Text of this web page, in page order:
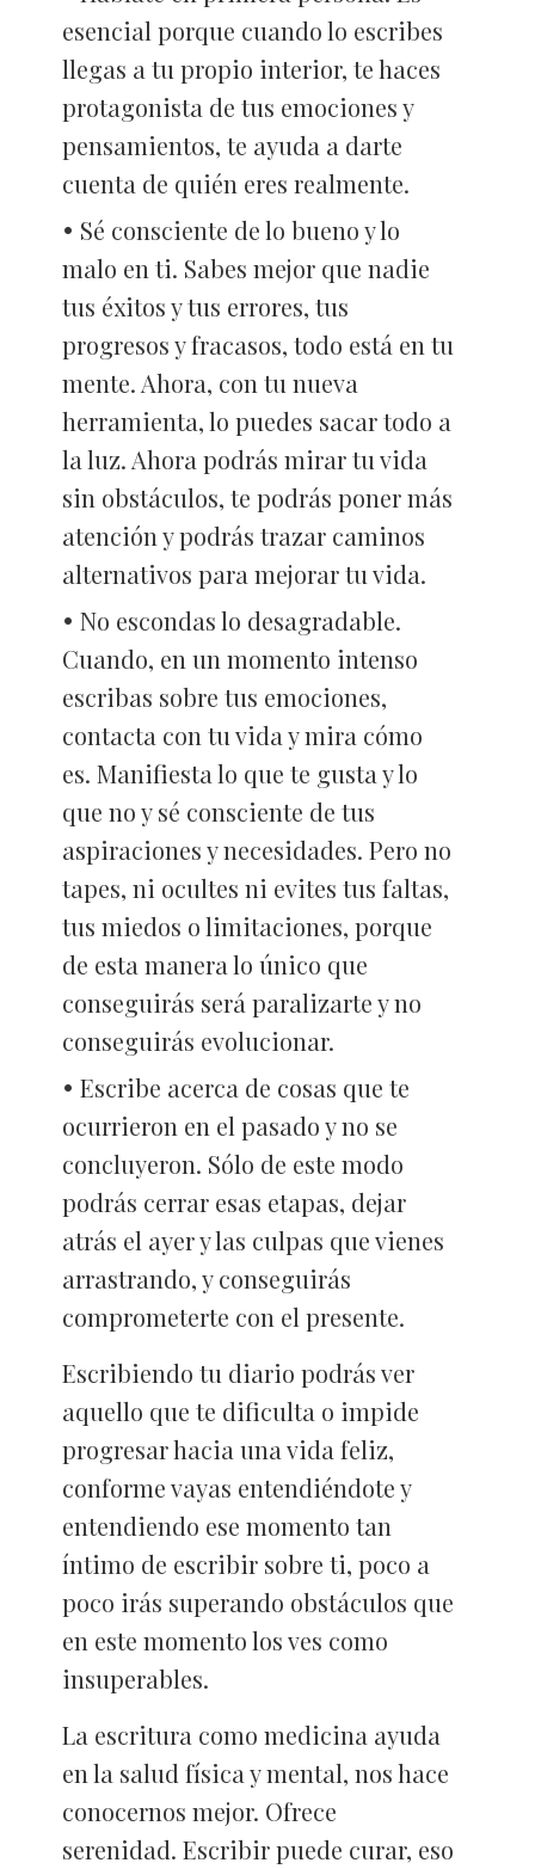
esencial porque cuando lo escribes
llegas a tu propio interior, te haces
protagonista de tus emociones y
pensamientos, te ayuda a darte
cuenta de quién eres realmente.
Sé consciente de lo bueno y lo
malo en ti. Sabes mejor que nadie
tus éxitos y tus errores, tus
progresos y fracasos, todo está en tu
mente. Ahora, con tu nueva
herramienta, lo puedes sacar todo a
la luz. Ahora podrás mirar tu vida
sin obstáculos, te podrás poner más
atención y podrás trazar caminos
alternativos para mejorar tu vida.
No escondas lo desagradable.
Cuando, en un momento intenso
escribas sobre tus emociones,
contacta con tu vida y mira cómo
es. Manifiesta lo que te gusta y lo
que no y sé consciente de tus
aspiraciones y necesidades. Pero no
tapes, ni ocultes ni evites tus faltas,
tus miedos o limitaciones, porque
de esta manera lo único que
conseguirás será paralizarte y no
conseguirás evolucionar.
Escribe acerca de cosas que te
ocurrieron en el pasado y no se
concluyeron. Sólo de este modo
podrás cerrar esas etapas, dejar
atrás el ayer y las culpas que vienes
arrastrando, y conseguirás
comprometerte con el presente.
Escribiendo tu diario podrás ver
aquello que te dificulta o impide
progresar hacia una vida feliz,
conforme vayas entendiéndote y
entendiendo ese momento tan
íntimo de escribir sobre ti, poco a
poco irás superando obstáculos que
en este momento los ves como
insuperables.
La escritura como medicina ayuda
en la salud física y mental, nos hace
conocernos mejor. Ofrece
serenidad. Escribir puede curar, eso